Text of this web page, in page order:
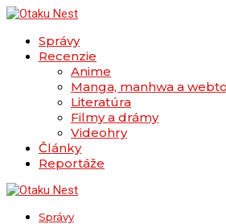
Správy
Recenzie
Anime
Manga, manhwa a
Literatúra
Filmy a drámy
Videohry
Články
Reportáže
Správy